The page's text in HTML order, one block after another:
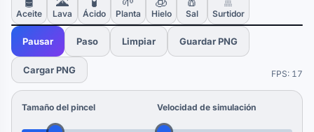
Aceite Lava Ácido Planta Hielo Sal Surtidor
Pausar Paso Limpiar Guardar PNG
Cargar PNG FPS: 17
Tamaño del pincel Velocidad de simulación